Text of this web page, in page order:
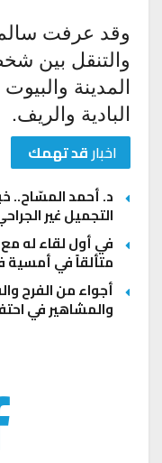
وقد عرفت سالم
والتنقل بين
المدينة
البادية والريف.
اخبارقد تهمك
د. أحمد المسّاح..
التجميل غير
في أول لقاء له
متألقاً في أمسية
أجواء من الفرح
والمشاهير في